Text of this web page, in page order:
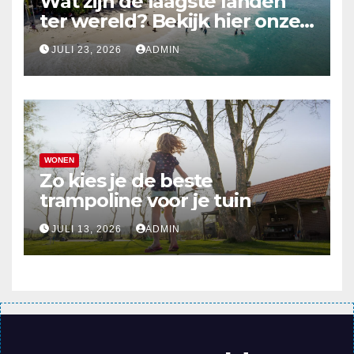
ter wereld? Bekijk hier onze
top 10
JULI 23, 2026 ADMIN
WONEN
Zo kies je de beste
trampoline voor je tuin
JULI 13, 2026 ADMIN